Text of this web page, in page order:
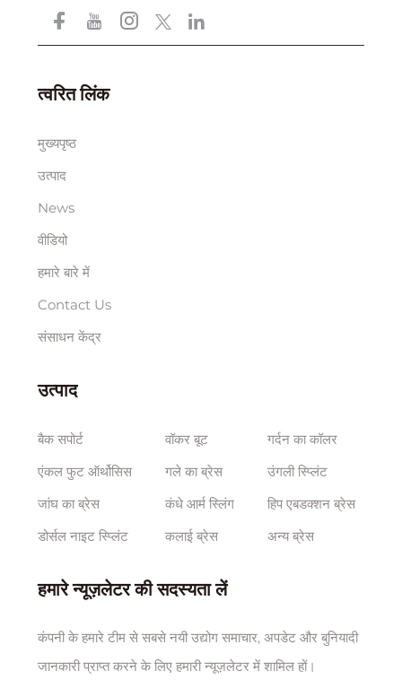
त्वरित लिंक
मुख्यपृष्ठ
उत्पाद
News
वीडियो
हमारे बारे में
Contact Us
संसाधन केंद्र
उत्पाद
बैक सपोर्ट
एंकल फुट ऑर्थोसिस
जांघ का ब्रेस
डोर्सल नाइट स्प्लिंट
वॉकर बूट
गले का ब्रेस
कंधे आर्म स्लिंग
कलाई ब्रेस
गर्दन का कॉलर
उंगली स्प्लिंट
हिप एबडक्शन ब्रेस
अन्य ब्रेस
हमारे न्यूज़लेटर की सदस्यता लें
कंपनी के हमारे टीम से सबसे नयी उद्योग समाचार, अपडेट और बुनियादी
जानकारी प्राप्त करने के लिए हमारी न्यूज़लेटर में शामिल हों।